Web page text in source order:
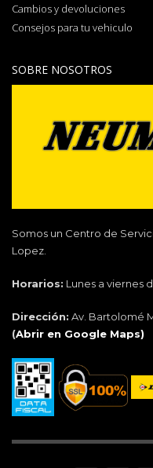
Cambios y devoluciones
Consejos para tu vehiculo
SOBRE NOSOTROS
Somos un Centro de
Lopez.
Horarios: Lunes a viernes
Dirección: Av. Bartolomé
(Abrir en Google Maps)